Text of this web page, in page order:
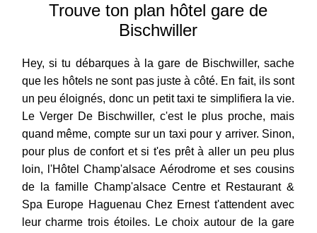
Horaires
Trouve ton plan hôtel gare de
Bischwiller
Hey, si tu débarques à la gare de Bischwiller, sache
que les hôtels ne sont pas juste à côté. En fait, ils sont
un peu éloignés, donc un petit taxi te simplifiera la vie.
Le Verger De Bischwiller, c'est le plus proche, mais
quand même, compte sur un taxi pour y arriver. Sinon,
pour plus de confort et si t'es prêt à aller un peu plus
loin, l'Hôtel Champ'alsace Aérodrome et ses cousins
de la famille Champ'alsace Centre et Restaurant &
Spa Europe Haguenau Chez Ernest t'attendent avec
leur charme trois étoiles. Le choix autour de la gare